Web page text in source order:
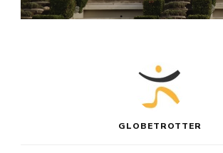
GLOBETROTTER